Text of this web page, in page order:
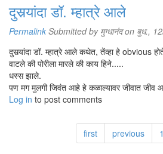
दुसर्‍यांदा डॉ. म्हात्रे आले
Permalink Submitted by मुग्धानंदon बुध.,
दुसर्‍यांदा डॉ. म्हात्रे आले कथेत, तेंव्हा हे obvious
वाटले की पोरीला मारले की काय हिने.....
धस्स झाले.
पण मग मुलगी जिवंत आहे हे कळाल्यावर जीवात जीव
Log in to post comments
first previous 1